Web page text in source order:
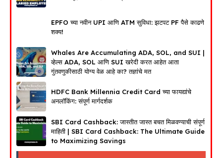
EPFO च्या नवीन UPI आणि ATM सुविधा: झटपट PF पैसे काढणे
शक्य!
Whales Are Accumulating ADA, SOL, and SUI |
व्हेल्स ADA, SOL आणि SUI खरेदी करत आहेत आता
गुंतवणुकीसाठी योग्य वेळ आहे का? तज्ञांचे मत
HDFC Bank Millennia Credit Card च्या फायद्यांचे
अनलॉकिंग: संपूर्ण मार्गदर्शक
SBI Card Cashback: जास्तीत जास्त बचत मिळवण्याची संपूर्ण
माहिती | SBI Card Cashback: The Ultimate Guide
to Maximizing Savings